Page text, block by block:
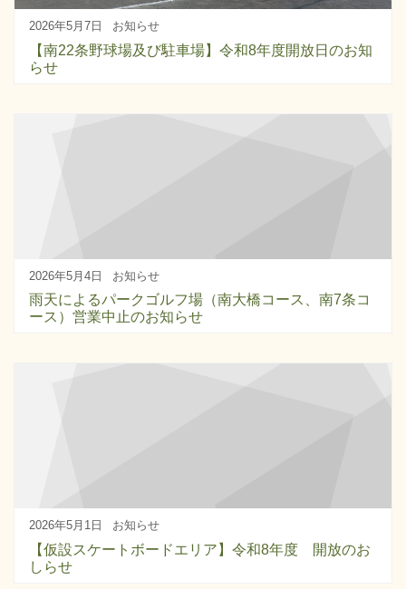
2026年5月7日 お知らせ
【南22条野球場及び駐車場】令和8年度開放日のお知
らせ
2026年5月4日 お知らせ
雨天によるパークゴルフ場（南大橋コース、南7条コ
ース）営業中止のお知らせ
2026年5月1日 お知らせ
【仮設スケートボードエリア】令和8年度 開放のお
しらせ